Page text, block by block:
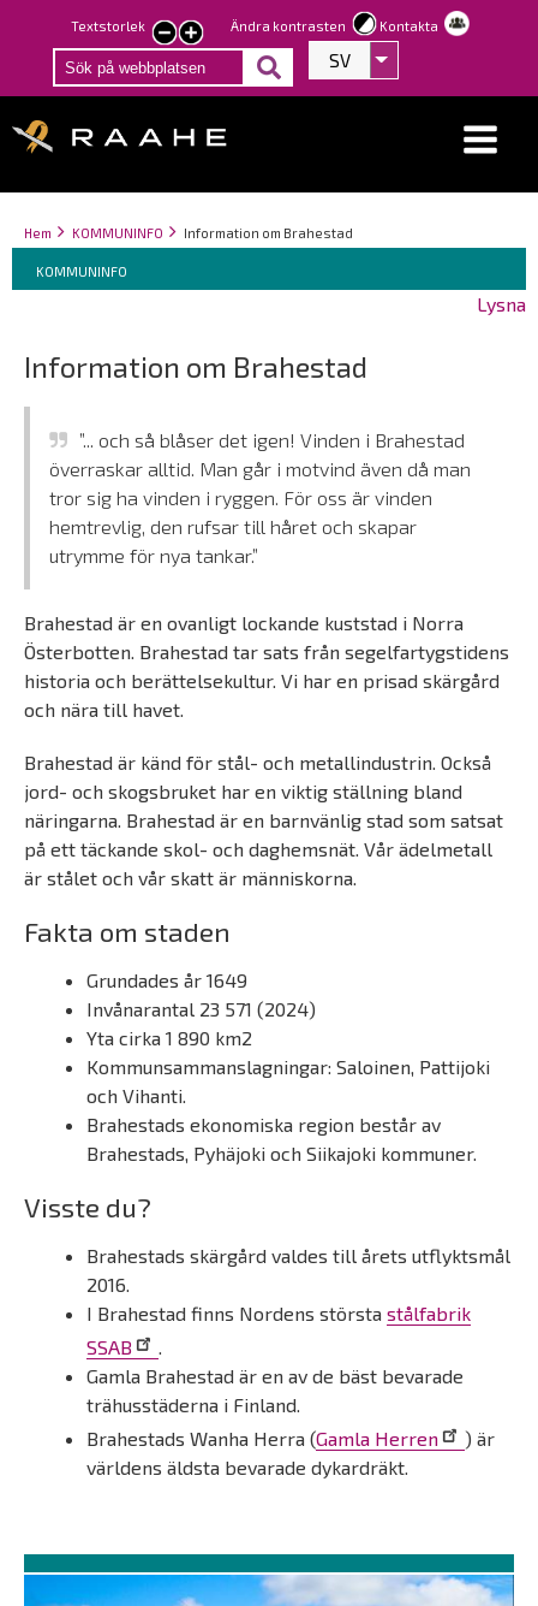
Hoppa
till
huvudinnehåll
Textstorlek
smaller
text
larger
text
Ändra kontrasten Kontakta
SV Visa fler åtgärder
Länkstigar
You
here:
Hem KOMMUNINFO Information om Brahestad
Breadcrumbs
You
are
KOMMUNINFO
Lysna
Information om Brahestad
”... och så blåser det igen! Vinden i Brahestad
överraskar alltid. Man går i motvind även då man
tror sig ha vinden i ryggen. För oss är vinden
hemtrevlig, den rufsar till håret och skapar
utrymme för nya tankar.”
Brahestad är en ovanligt lockande kuststad i Norra
Österbotten. Brahestad tar sats från segelfartygstidens
historia och berättelsekultur. Vi har en prisad skärgård
och nära till havet.
Brahestad är känd för stål- och metallindustrin. Också
jord- och skogsbruket har en viktig ställning bland
näringarna. Brahestad är en barnvänlig stad som satsat
på ett täckande skol- och daghemsnät. Vår ädelmetall
är stålet och vår skatt är människorna.
Fakta om staden
Grundades år 1649
Invånarantal 23 571 (2024)
Yta cirka 1 890 km2
Kommunsammanslagningar: Saloinen, Pattijoki
och Vihanti.
Brahestads ekonomiska region består av
Brahestads, Pyhäjoki och Siikajoki kommuner.
Visste du?
Brahestads skärgård valdes till årets utflyktsmål
2016.
I Brahestad finns Nordens största stålfabrik
SSAB
.
Gamla Brahestad är en av de bäst bevarade
trähusstäderna i Finland.
Brahestads Wanha Herra (Gamla Herren
) är
världens äldsta bevarade dykardräkt.